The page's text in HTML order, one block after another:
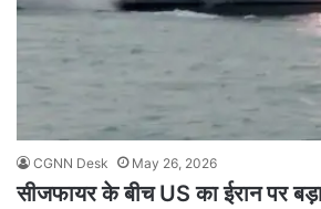
CGNN Desk May 26, 2026
सीजफायर के बीच US का ईरान पर